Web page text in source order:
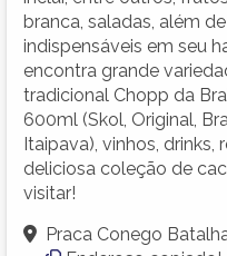
branca, saladas, além
indispensáveis em seu
encontra grande
tradicional Chopp da
600ml (Skol, Original,
Itaipava), vinhos, drinks,
deliciosa coleção de
visitar!
Praca Conego